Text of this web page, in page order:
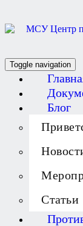
Toggle navigation
Блог
Статьи